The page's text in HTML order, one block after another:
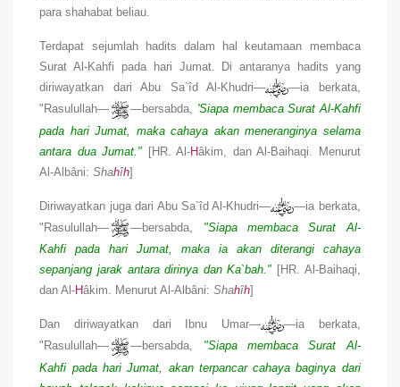
para shahabat beliau.
Terdapat sejumlah hadits dalam hal keutamaan membaca
Surat Al-Kahfi pada hari Jumat. Di antaranya hadits yang
diriwayatkan dari Abu Sa`îd Al-Khudri—
—ia berkata,
"Rasulullah—
—bersabda, 'Siapa membaca Surat Al-Kahfi
pada hari Jumat, maka cahaya akan meneranginya selama
antara dua Jumat." [HR. Al-Hâkim, dan Al-Baihaqi. Menurut
Al-Albâni:Shahîh]
Diriwayatkan juga dari Abu Sa`îd Al-Khudri—
—ia berkata,
"Rasulullah—
—bersabda, "Siapa membaca Surat Al-
Kahfi pada hari Jumat, maka ia akan diterangi cahaya
sepanjang jarak antara dirinya dan Ka`bah." [HR. Al-Baihaqi,
dan Al-Hâkim. Menurut Al-Albâni:Shahîh]
Dan diriwayatkan dari Ibnu Umar—
—ia berkata,
"Rasulullah—
—bersabda, "Siapa membaca Surat Al-
Kahfi pada hari Jumat, akan terpancar cahaya baginya dari